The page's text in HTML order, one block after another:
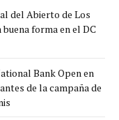
del Abierto de Los
forma en el DC
Bank Open en
de la campaña de